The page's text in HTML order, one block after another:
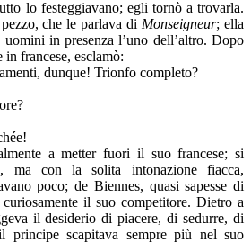
lo festeggiavano; egli tornò a trovarla.
che le parlava di Monseigneur; ella
in presenza l’uno dell’altro. Dopo
in francese, esclamò:
dunque! Trionfo completo?
a metter fuori il suo francese; si
ma con la solita intonazione fiacca,
poco; de Biennes, quasi sapesse di
il suo competitore. Dietro a
il desiderio di piacere, di sedurre, di
principe scapitava sempre più nel suo